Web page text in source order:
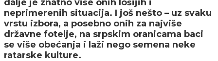
dalje je znatno više onih lošijih i
neprimerenih situacija. I još nešto – uz svaku
vrstu izbora, a posebno onih za najviše
državne fotelje, na srpskim oranicama baci
se više obećanja i laži nego semena neke
ratarske kulture.